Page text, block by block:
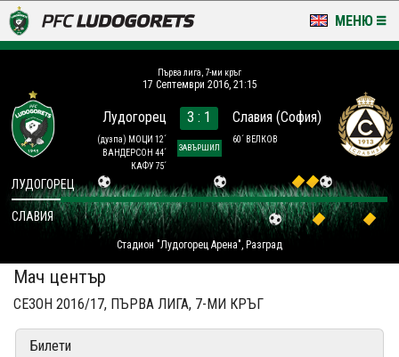
МЕНЮ
LUDOGORETS TV
НА ТЕРЕНА
СТАДИОН & БАЗИ
КЛУБ
ЗА ФЕНОВЕ
Първа лига, 7-ми кръг
17 Септември 2016, 21:15
Лудогорец
(дузпа) МОЦИ 12´
ВАНДЕРСОН 44´
КАФУ 75´
3 : 1
ЗАВЪРШИЛ
Славия (София)
60´ ВЕЛКОВ
Стадион "Лудогорец Арена", Разград
ЛУДОГОРЕЦ
СЛАВИЯ
Мач център
СЕЗОН 2016/17, ПЪРВА ЛИГА, 7-МИ КРЪГ
Билети